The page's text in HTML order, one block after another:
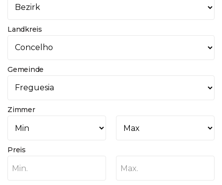
Landkreis
Gemeinde
Zimmer
Preis
Min. Max.